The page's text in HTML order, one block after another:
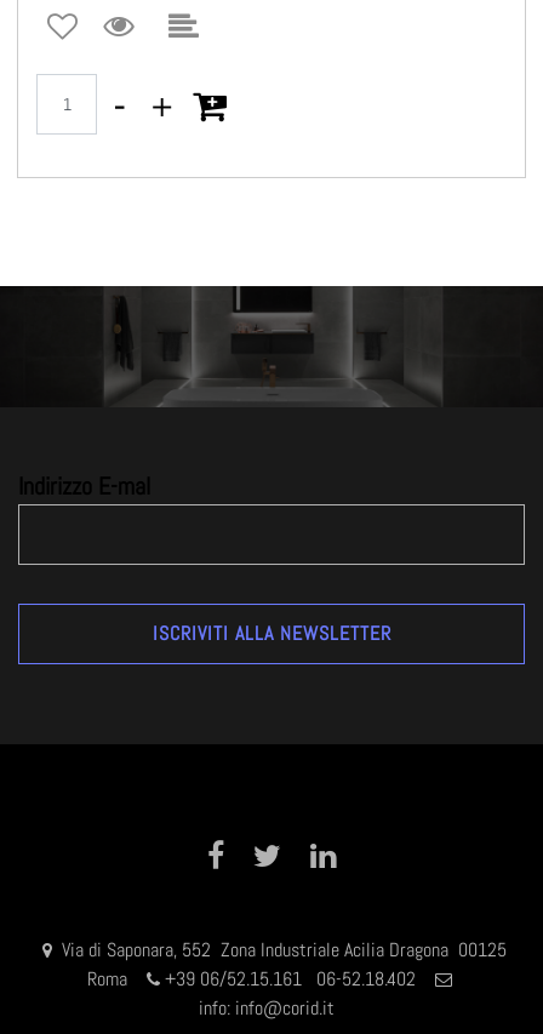
Indirizzo E-mal
Facebook Twitter
Via di Saponara, 552 Zona Industriale Acilia Dragona 00125
Roma
+39 06/52.15.161 06-52.18.402
info: info@corid.it